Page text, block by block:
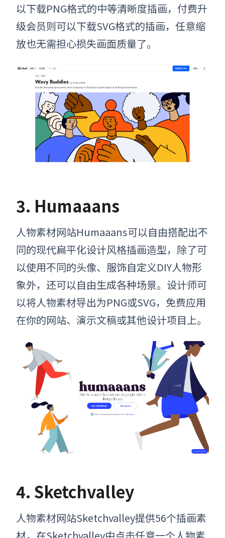
以下载PNG格式的中等清晰度插画，付费升
级会员则可以下载SVG格式的插画，任意缩
放也无需担心损失画面质量了。
3. Humaaans
人物素材网站Humaaans可以自由搭配出不
同的现代扁平化设计风格插画造型，除了可
以使用不同的头像、服饰自定义DIY人物形
象外，还可以自由生成各种场景。设计师可
以将人物素材导出为PNG或SVG，免费应用
在你的网站、演示文稿或其他设计项目上。
4. Sketchvalley
人物素材网站Sketchvalley提供56个插画素
材，在Sketchvalley中点击任意一个人物素